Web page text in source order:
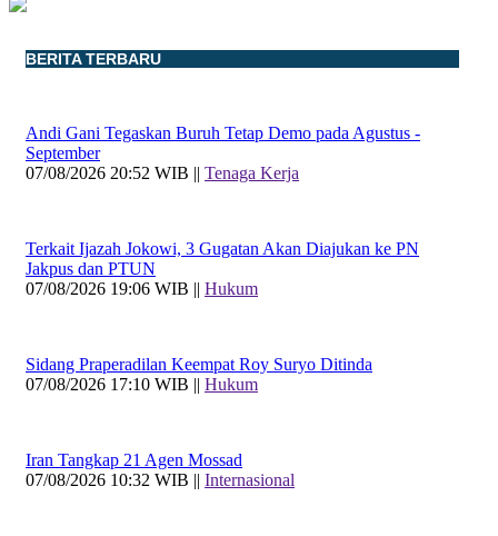
BERITA TERBARU
Andi Gani Tegaskan Buruh Tetap Demo pada Agustus -
September
07/08/2026 20:52 WIB || Tenaga Kerja
Terkait Ijazah Jokowi, 3 Gugatan Akan Diajukan ke PN
Jakpus dan PTUN
07/08/2026 19:06 WIB || Hukum
Sidang Praperadilan Keempat Roy Suryo Ditinda
07/08/2026 17:10 WIB || Hukum
Iran Tangkap 21 Agen Mossad
07/08/2026 10:32 WIB || Internasional